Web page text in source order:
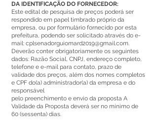
DA IDENTIFICAÇÃO DO FORNECEDOR:
Este edital de pesquisa de preços poderá ser
respondido em papel timbrado próprio da
empresa, ou por formulário fornecido por esta
prefeitura, podendo ser solicitado através do e-
mail: cplsenadorguiomard2019@gmail.com.
Deverão conter obrigatoriamente os seguintes
dados: Razão Social, CNPJ, endereço completo,
telefone e e-mail para contato, prazo de
validade dos preços, além dos nomes completos
e CPF do(a) administrador(a) da empresa e do
responsável
pelo preenchimento e envio da proposta A
Validade da Proposta deverá ser no mínimo de
60 (sessenta) dias.